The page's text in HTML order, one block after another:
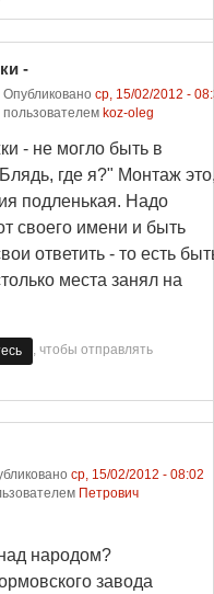
-
Опубликовано ср, 15/02/2012 -
пользователем koz-oleg
- не могло быть в
где я?" Монтаж
подленькая. Надо
своего имени и быть
ответить - то есть
места занял на
, чтобы отправлять
ср, 15/02/2012 - 08:02
Петрович
народом?
завода